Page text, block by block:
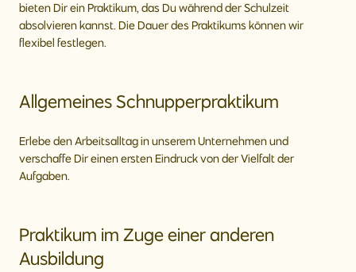
bieten Dir ein Praktikum, das Du während der Schulzeit
absolvieren kannst. Die Dauer des Praktikums können wir
flexibel festlegen.
Allgemeines Schnupperpraktikum
Erlebe den Arbeitsalltag in unserem Unternehmen und
verschaffe Dir einen ersten Eindruck von der Vielfalt der
Aufgaben.
Praktikum im Zuge einer anderen
Ausbildung